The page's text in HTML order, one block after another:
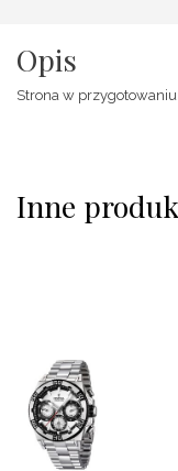
Opis
Strona w przygotowaniu
Inne